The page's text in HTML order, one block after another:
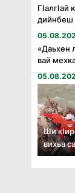
Гӏалгӏай
дийнбеш
«Даьхен
вай
Ши
вихьа